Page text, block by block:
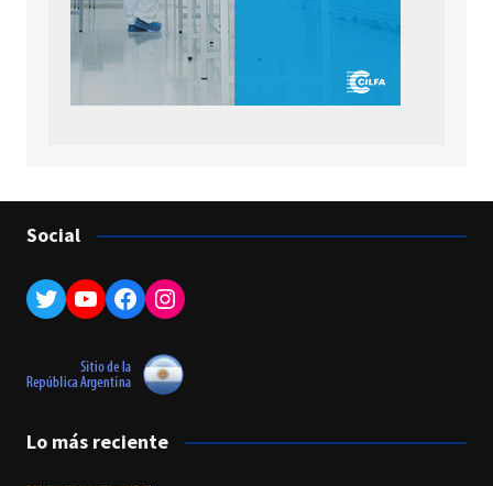
Social
Twitter
YouTube
Facebook
Instagram
Lo más reciente